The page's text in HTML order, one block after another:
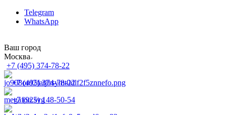
Telegram
WhatsApp
Ваш город
Москва
+7 (495) 374-78-22
+7 (495) 374-78-22
+7 (925) 148-50-54